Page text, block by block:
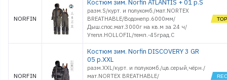
NORFIN
Костюм зим. Norfin ATLANTIS + 01 р.S
разм.S/курт. и полукомб./мат.NORTEX
BREATHABLE/Водонепр.6000мм/
Дыш.спос.мат.3000г на кв.м за 24 ч/
Утепл.HOLLOFIL/темп.-45град.С
NORFIN
Костюм зим. Norfin DISCOVERY 3 GR
05 р.XXL
разм.XXL/курт. и полукомб./цв.серый,чёрн./
мат.NORTEX BREATHABLE/